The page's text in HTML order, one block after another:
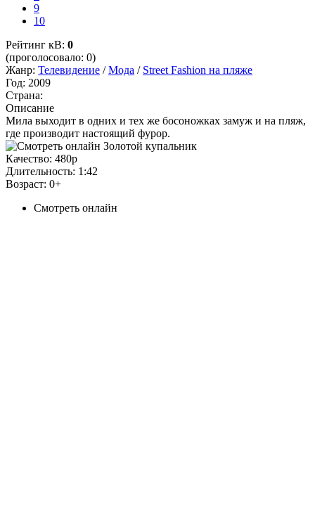
9
10
Рейтинг кВ: 0
(проголосовало: 0)
Жанр: Телевидение /Мода / Street Fashion на пляже
Год: 2009
Страна:
Описание
Мила выходит в одних и тех же босоножках замуж и на пляж,
где производит настоящий фурор.
Качество: 480p
Длительность: 1:42
Возраст: 0+
Смотреть онлайн